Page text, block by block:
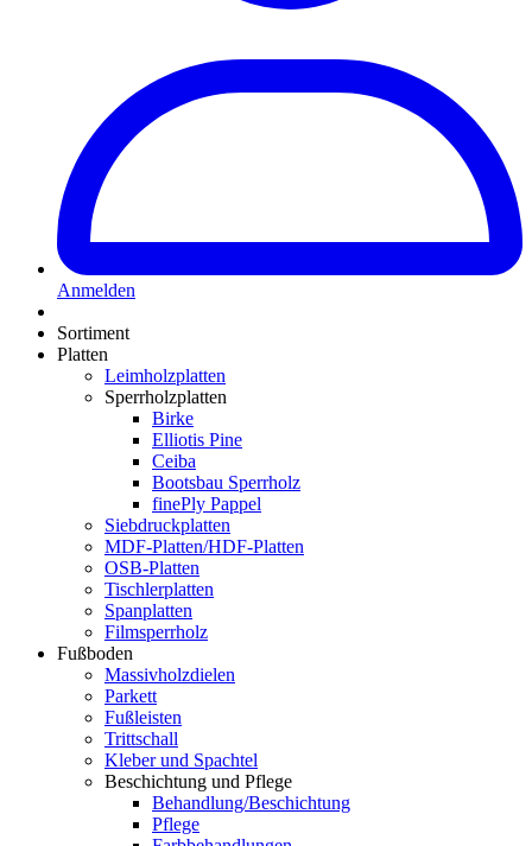
Anmelden
Sortiment
Platten
Leimholzplatten
Sperrholzplatten
Birke
Elliotis Pine
Ceiba
Bootsbau Sperrholz
finePly Pappel
Siebdruckplatten
MDF-Platten/HDF-Platten
OSB-Platten
Tischlerplatten
Spanplatten
Filmsperrholz
Fußboden
Massivholzdielen
Parkett
Fußleisten
Trittschall
Kleber und Spachtel
Beschichtung und Pflege
Behandlung/Beschichtung
Pflege